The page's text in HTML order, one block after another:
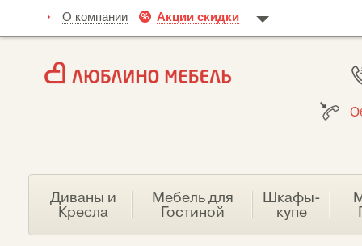
О компании Акции скидки
Диваны и
Кресла
Мебель для
Гостиной
Шкафы-
купе